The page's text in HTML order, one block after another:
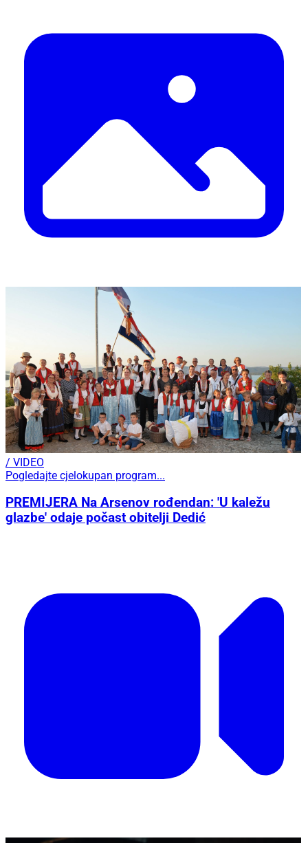
/ VIDEO
Pogledajte cjelokupan program...
PREMIJERA Na Arsenov rođendan: 'U kaležu
glazbe' odaje počast obitelji Dedić